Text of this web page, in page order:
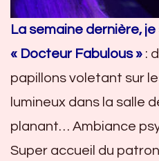
La semaine dernière,
« Docteur Fabulous » :
papillons voletant sur
lumineux dans la salle
planant… Ambiance
Super accueil du